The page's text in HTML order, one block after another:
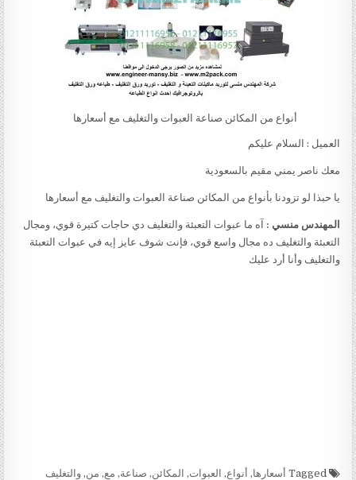
أنواع من المكائن صناعة العبوات والتغليف مع أسعارها
العميل : السلام عليكم
معك ناصر يمني مقيم بالسعودية
يا حبذا لو تزودنا بأنواع من المكائن صناعة العبوات والتغليف مع أسعارها
المهندس منسي : آه ما عبوات التعبئة والتغليف دي حاجات كتيرة قوي، ومجال
التعبئة والتغليف ده مجال واسع قوي، فإنت شوف عايز إيه في عبوات التعبئة
والتغليف وأنا أرد عليك
Tagged أسعارها, أنواع, العبوات, المكائن, صناعة, مع, من,والتغليف